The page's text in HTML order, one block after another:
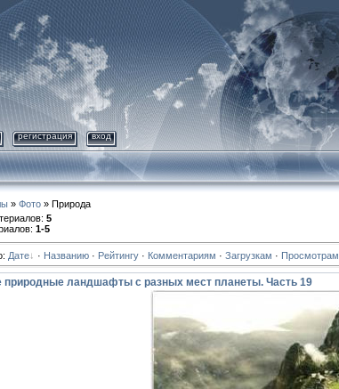
регистрация вход
» Фото » Природа
: 5
: 1-5
: Дате · Названию · Рейтингу · Комментариям · Загрузкам · Просмотрам
природные ландшафты с разных мест планеты. Часть 19